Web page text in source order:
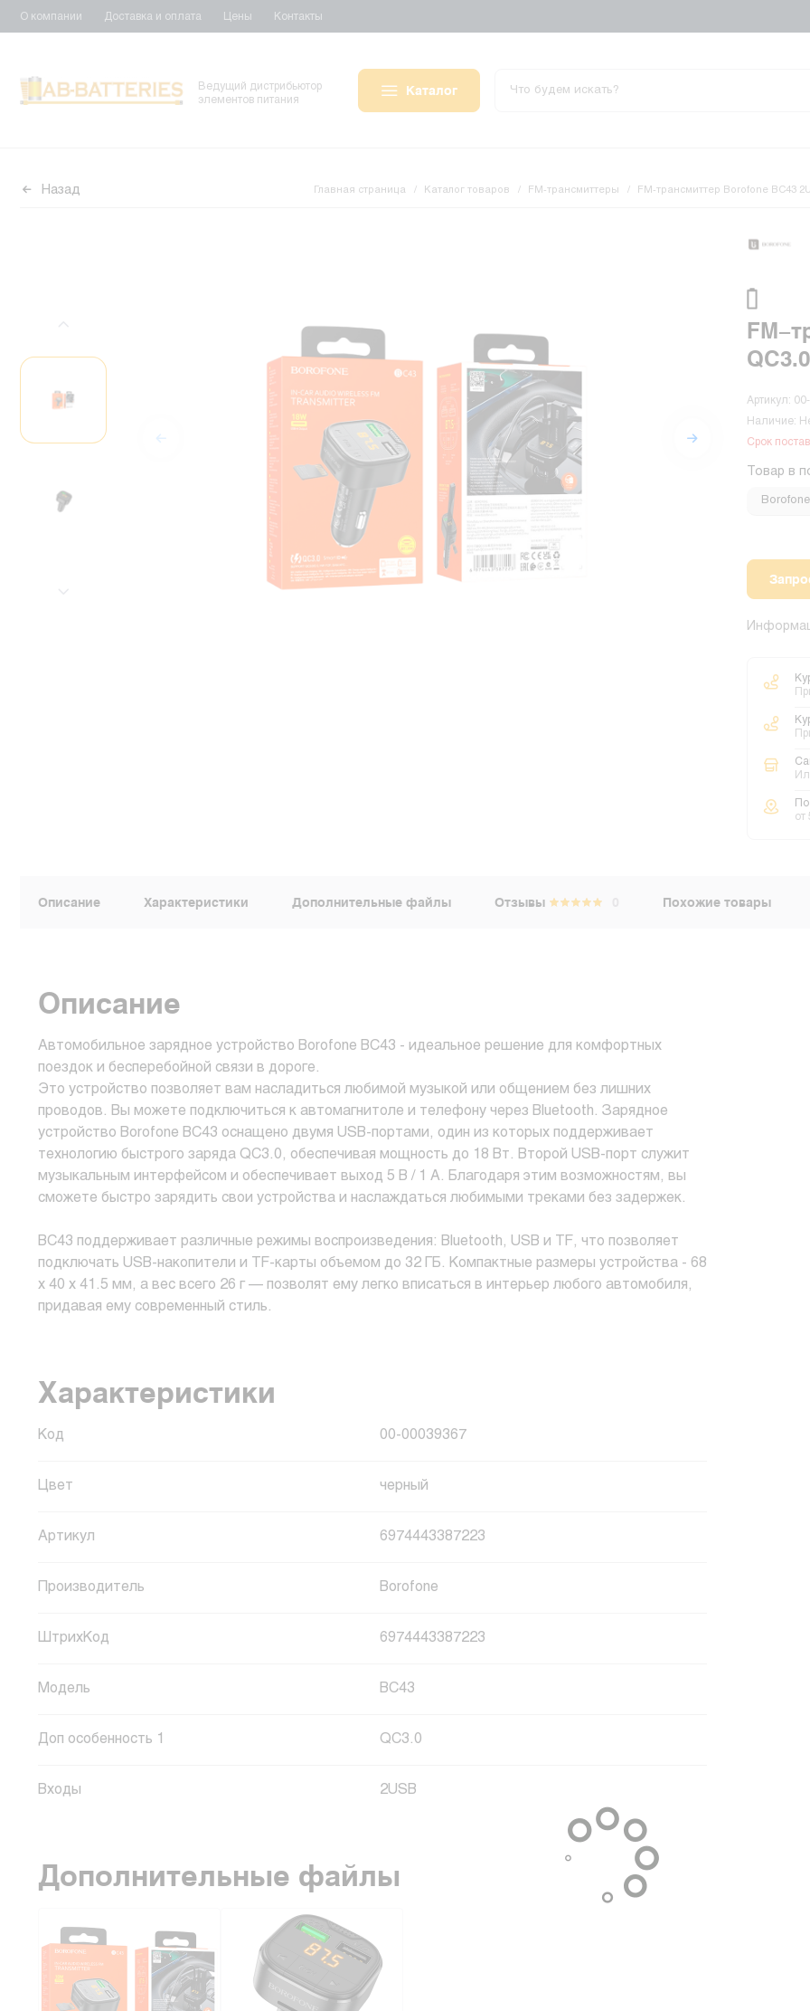
О компании Доставка и оплата Цены Контакты
Ведущий дистрибьютор
элементов питания
Каталог
Назад Главная страница Каталог товаров FM-трансмиттеры FM-трансмиттер Borofone BC43
FM-
Артикул:
Наличие:
Срок
Товар в
Borofone
от
Описание Характеристики Дополнительные файлы Отзывы Похожие товары
Описание
Автомобильное зарядное устройство Borofone BC43 - идеальное решение для комфортных
поездок и бесперебойной связи в дороге.
Это устройство позволяет вам насладиться любимой музыкой или общением без лишних
проводов. Вы можете подключиться к автомагнитоле и телефону через Bluetooth. Зарядное
устройство Borofone BC43 оснащено двумя USB-портами, один из которых поддерживает
технологию быстрого заряда QC3.0, обеспечивая мощность до 18 Вт. Второй USB-порт служит
музыкальным интерфейсом и обеспечивает выход 5 В / 1 А. Благодаря этим возможностям, вы
сможете быстро зарядить свои устройства и наслаждаться любимыми треками без задержек.
BC43 поддерживает различные режимы воспроизведения: Bluetooth, USB и TF, что позволяет
подключать USB-накопители и TF-карты объемом до 32 ГБ. Компактные размеры устройства - 68
x 40 x 41.5 мм, а вес всего 26 г — позволят ему легко вписаться в интерьер любого автомобиля,
придавая ему современный стиль.
Характеристики
Код 00-00039367
Цвет черный
Артикул 6974443387223
Производитель Borofone
ШтрихКод 6974443387223
Модель BC43
Доп особенность 1 QC3.0
Входы 2USB
Дополнительные файлы